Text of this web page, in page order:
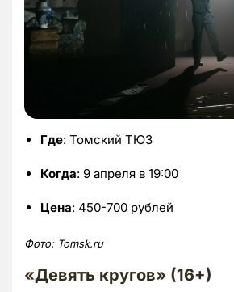
Где: Томский ТЮЗ
Когда: 9 апреля в 19:00
Цена: 450-700 рублей
Фото: Tomsk.ru
«Девять кругов» (16+)